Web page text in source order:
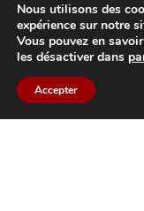
Nous utilisons des
expérience sur notre
Vous pouvez en
les désactiver dans
Accepter